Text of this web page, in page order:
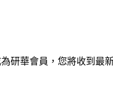
研華會員，您將收到最